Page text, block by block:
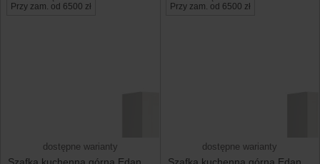
Przy zam. od 6500 zł
dostępne warianty
Szafka kuchenna górna Edan
Przy zam. od 6500 zł
dostępne warianty
Szafka kuchenna górna Edan